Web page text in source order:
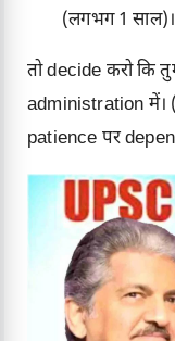
(लगभग 1 साल)।
तो decide करो कि
administration में।
patience पर